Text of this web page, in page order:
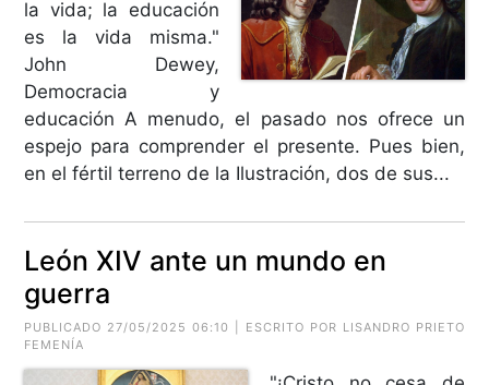
la vida; la educación
es la vida misma."
John Dewey,
Democracia y
educación A menudo, el pasado nos ofrece un
espejo para comprender el presente. Pues bien,
en el fértil terreno de la Ilustración, dos de sus...
León XIV ante un mundo en
guerra
PUBLICADO 27/05/2025 06:10 | ESCRITO POR LISANDRO PRIETO
FEMENÍA